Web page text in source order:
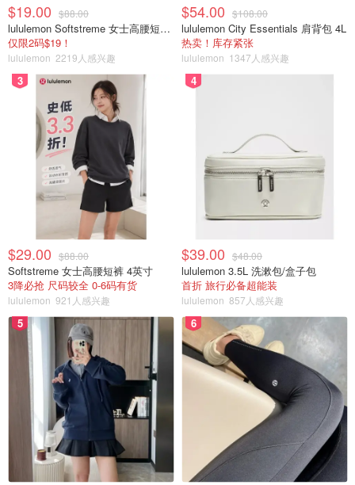
$19.00 $88.00
lululemon Softstreme 女士高腰短裤 10cm
仅限2码$19！
lululemon 2219人感兴趣
$54.00 $108.00
lululemon City Essentials 肩背包 4L
热卖！库存紧张
lululemon 1347人感兴趣
3
$29.00 $88.00
Softstreme 女士高腰短裤 4英寸
3降必抢 尺码较全 0-6码有货
lululemon 921人感兴趣
4
$39.00 $48.00
lululemon 3.5L 洗漱包/盒子包
首折 旅行必备超能装
lululemon 857人感兴趣
5 6